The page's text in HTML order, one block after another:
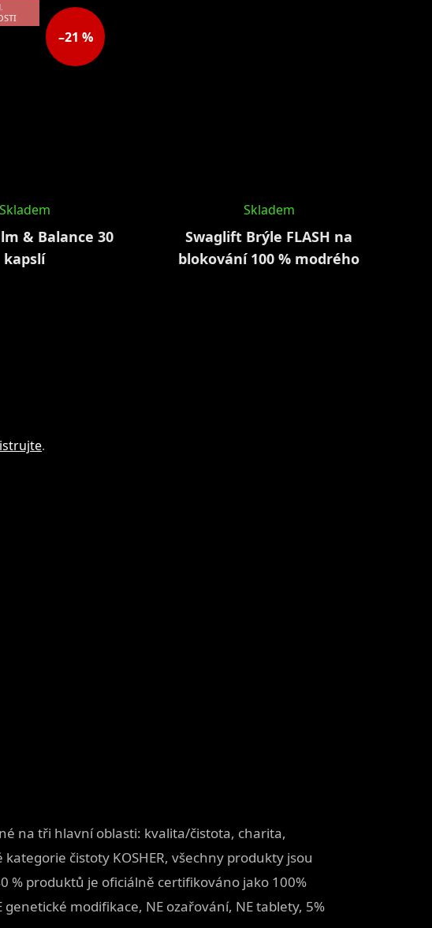
–21 %
& Balance 30
kapslí
Skladem
Swaglift Brýle FLASH na
blokování 100 % modrého
Skladem
.
na tři hlavní oblasti: kvalita/čistota, charita,
čistoty KOSHER, všechny produkty jsou
% produktů je oficiálně certifikováno jako 100%
modifikace, NE ozařování, NE tablety, 5%